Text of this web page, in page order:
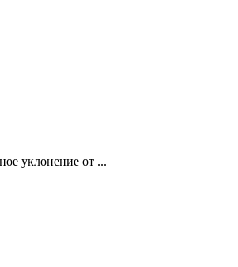
уклонение от ...